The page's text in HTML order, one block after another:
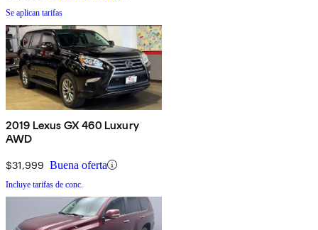
Se aplican tarifas
2019 Lexus GX 460 Luxury
AWD
$31,999 Buena oferta
Incluye tarifas de conc.